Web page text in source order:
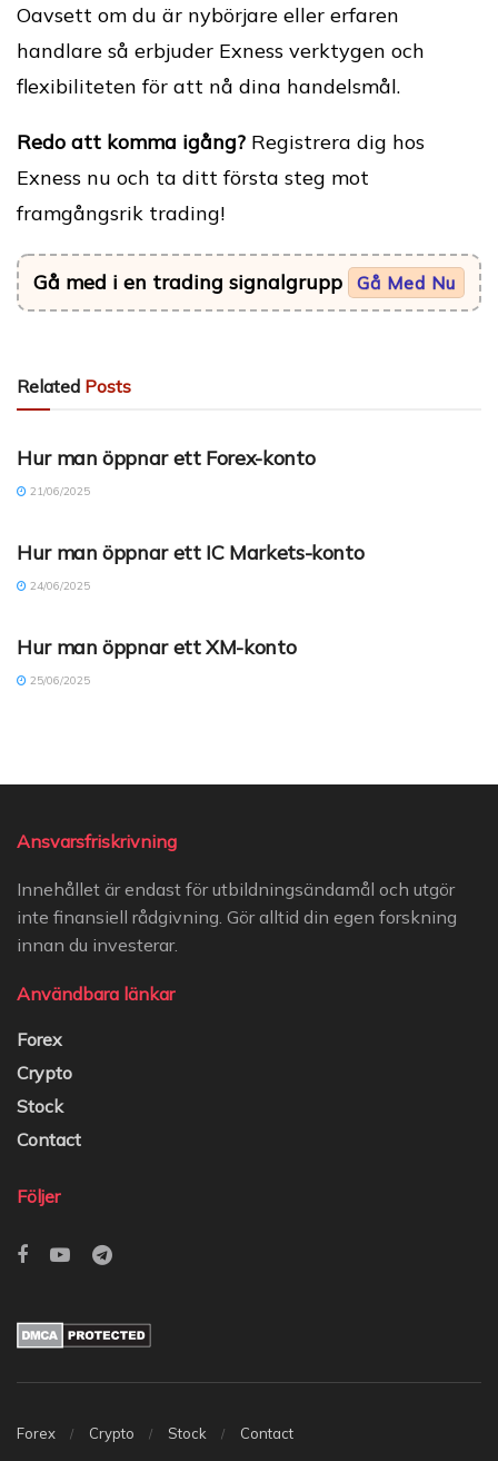
Oavsett om du är nybörjare eller erfaren
handlare så erbjuder Exness verktygen och
flexibiliteten för att nå dina handelsmål.
Redo att komma igång? Registrera dig hos
Exness nu och ta ditt första steg mot
framgångsrik trading!
Gå med i en trading signalgrupp Gå Med Nu
Related Posts
FOREX ACCOUNT (SV)
Hur man öppnar ett Forex-konto
21/06/2025
Hur man öppnar ett IC Markets-konto
24/06/2025
Hur man öppnar ett XM-konto
25/06/2025
Ansvarsfriskrivning
Innehållet är endast för utbildningsändamål och utgör
inte finansiell rådgivning. Gör alltid din egen forskning
innan du investerar.
Användbara länkar
Forex
Crypto
Stock
Contact
Följer
Forex Crypto Stock Contact